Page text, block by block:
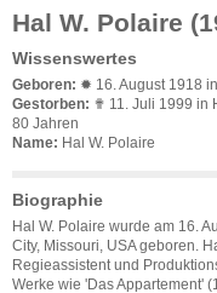
Hal W. Polaire
Wissenswertes
Geboren: ✹ 16. August 1918
Gestorben: ✟ 11. Juli 1999 in
80 Jahren
Name: Hal W. Polaire
Biographie
Hal W. Polaire wurde am 16.
City, Missouri, USA geboren.
Regieassistent und
Werke wie 'Das Appartement'